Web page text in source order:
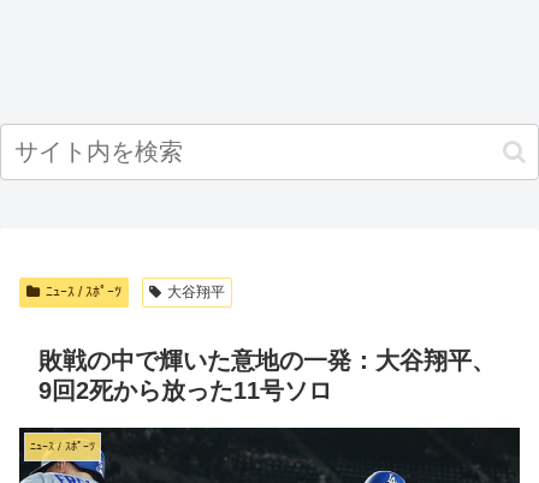
ﾆｭｰｽ / ｽﾎﾟｰﾂ 大谷翔平
敗戦の中で輝いた意地の一発：大谷翔平、
9回2死から放った11号ソロ
ﾆｭｰｽ / ｽﾎﾟｰﾂ